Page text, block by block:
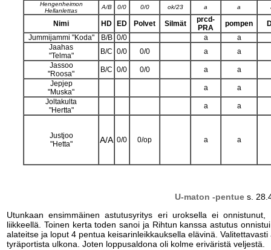
Hengenheimon
Hellanlettas
A/B 0/0 0/0 ok/23 a a
Nimi HD ED Polvet Silmät
prcd-
PRA
pompen
Jummijammi "Koda"
B/B 0/0 a
a
Jaahas
"Telma"
B/C 0/0 0/0 a
a
Jassoo
"Roosa"
B/C 0/0 0/0 a
a
Jepjep
"Muska"
a
a
Joltakulta
"Hertta"
a a
Justjoo
"Hetta"
A/A 0/0 0/op a a
U-maton -pentue s.
Utunkaan ensimmäinen astutusyritys eri uroksella ei
liikkeellä. Toinen kerta toden sanoi ja Rihtun kanssa astutus
alateitse ja loput 4 pentua keisarinleikkauksella elävinä.
tyräportista ulkona. Joten loppusaldona oli kolme eriväristä veljestä.